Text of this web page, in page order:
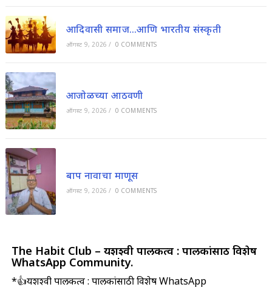
आदिवासी समाज…आणि भारतीय संस्कृती
ऑगस्ट 9, 2026 / 0 COMMENTS
आजोळच्या आठवणी
ऑगस्ट 9, 2026 / 0 COMMENTS
बाप नावाचा माणूस
ऑगस्ट 9, 2026 / 0 COMMENTS
The Habit Club – यशश्वी पालकत्व : पालकांसाठी विशेष
WhatsApp Community.
*👍यशश्वी पालकत्व : पालकांसाठी विशेष WhatsApp